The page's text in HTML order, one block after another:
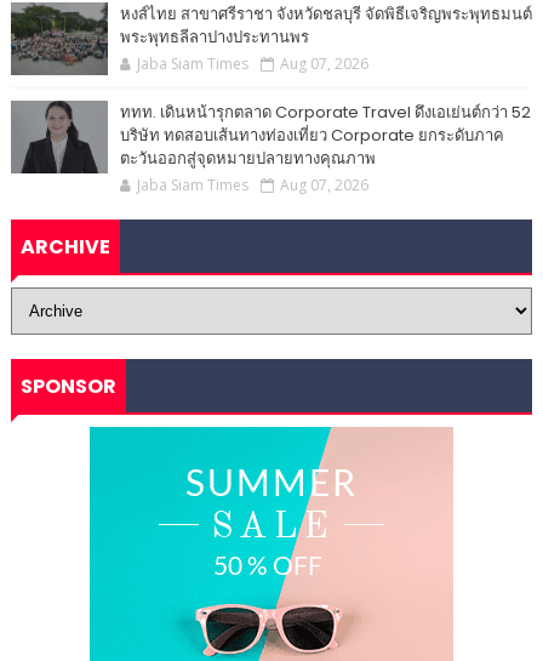
หงส์ไทย สาขาศรีราชา จังหวัดชลบุรี จัดพิธีเจริญพระพุทธมนต์
พระพุทธลีลาปางประทานพร
Jaba Siam Times Aug 07, 2026
ททท. เดินหน้ารุกตลาด Corporate Travel ดึงเอเย่นต์กว่า 52
บริษัท ทดสอบเส้นทางท่องเที่ยว Corporate ยกระดับภาค
ตะวันออกสู่จุดหมายปลายทางคุณภาพ
Jaba Siam Times Aug 07, 2026
ARCHIVE
SPONSOR